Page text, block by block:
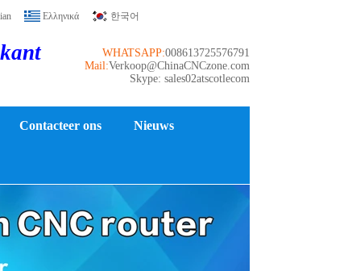
Ελληνικά 한국어
008613725576791
WHATSAPP:
Verkoop@ChinaCNCzone.com
Mail:
Skype: sales02atscotlecom
Contacteer ons Nieuws